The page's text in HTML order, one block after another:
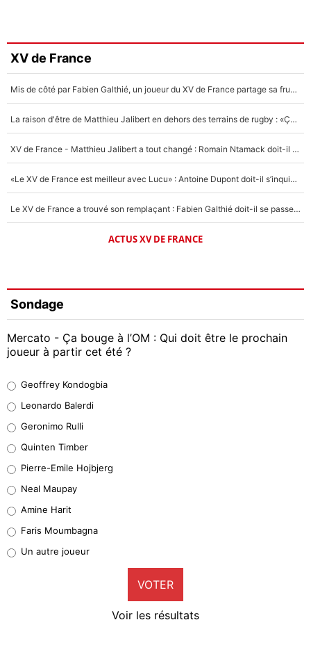
XV de France
Mis de côté par Fabien Galthié, un joueur du XV de France partage sa frustration : «ils ne me l’ont pas dit tout de suite»
La raison d'être de Matthieu Jalibert en dehors des terrains de rugby : «Ça m'atteint autant que si tu touches à un membre de ma famille»
XV de France - Matthieu Jalibert a tout changé : Romain Ntamack doit-il s’inquiéter pour sa place à un an de la Coupe du monde ?
«Le XV de France est meilleur avec Lucu» : Antoine Dupont doit-il s’inquiéter pour sa place ?
Le XV de France a trouvé son remplaçant : Fabien Galthié doit-il se passer d'Antoine Dupont ?
ACTUS XV DE FRANCE
Sondage
Mercato - Ça bouge à l’OM : Qui doit être le prochain
joueur à partir cet été ?
37%
32%
5%
1%
9%
Geoffrey Kondogbia
Leonardo Balerdi
Geronimo Rulli
Quinten Timber
Pierre-Emile Hojbjerg
Neal Maupay
Amine Harit
Faris Moumbagna
Un autre joueur
VOTER
Voir les résultats